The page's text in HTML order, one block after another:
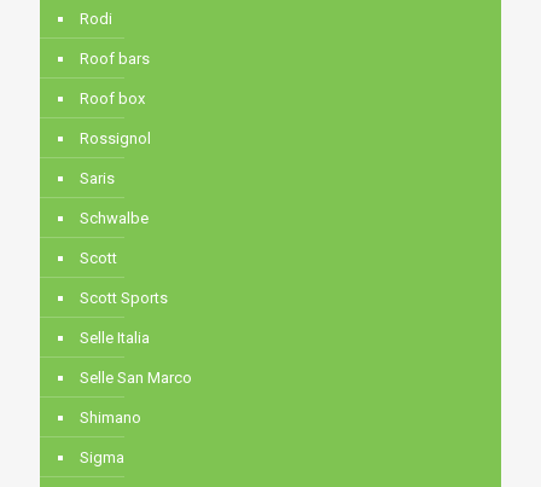
Rodi
Roof bars
Roof box
Rossignol
Saris
Schwalbe
Scott
Scott Sports
Selle Italia
Selle San Marco
Shimano
Sigma